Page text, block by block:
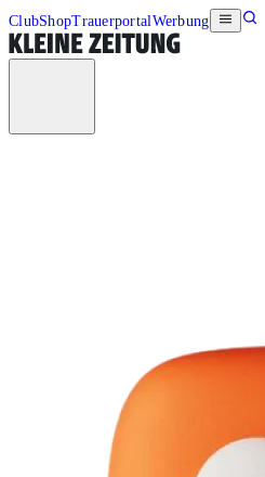
ClubShopTrauerportalWerbung